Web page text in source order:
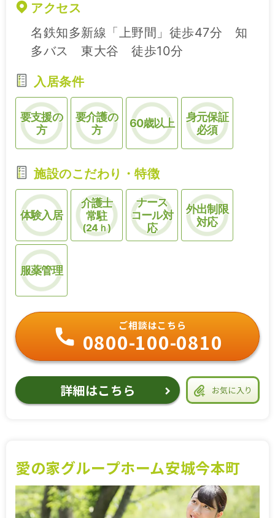
アクセス
名鉄知多新線「上野間」徒歩47分 知
多バス 東大谷 徒歩10分
入居条件
要支援の
方
要介護の
方
60歳以上
身元保証
必須
施設のこだわり・特徴
体験入居
介護士
常駐
(24ｈ)
ナース
コール対
応
外出制限
対応
服薬管理
お気に入り
ご相談はこちら
0800-100-0810
詳細はこちら
愛の家グループホーム安城今本町